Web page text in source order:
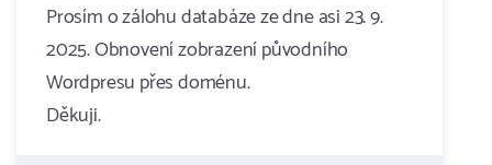
Prosím o zálohu databáze ze dne asi 23. 9.
2025. Obnovení zobrazení původního
Wordpresu přes doménu.
Děkuji.